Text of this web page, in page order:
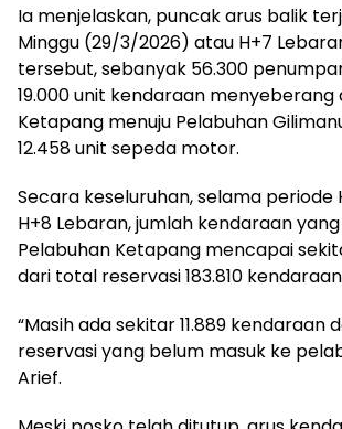
Ia menjelaskan, puncak arus balik
Minggu (29/3/2026) atau H+7
tersebut, sebanyak 56.300
19.000 unit kendaraan menyeberang
Ketapang menuju Pelabuhan
12.458 unit sepeda motor.
Secara keseluruhan, selama periode
H+8 Lebaran, jumlah kendaraan
Pelabuhan Ketapang mencapai
dari total reservasi 183.810
“Masih ada sekitar 11.889 kendaraan
reservasi yang belum masuk ke
Arief.